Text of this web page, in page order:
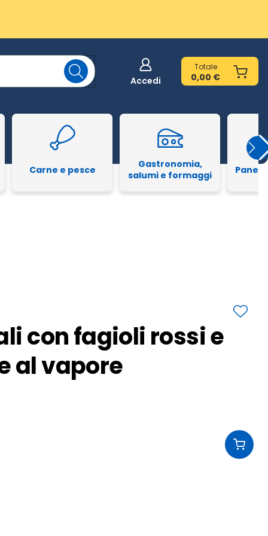
Accedi
Totale
0,00 €
Carne e pesce
Gastronomia,
salumi e formaggi
Pane
con fagioli rossi e
al vapore